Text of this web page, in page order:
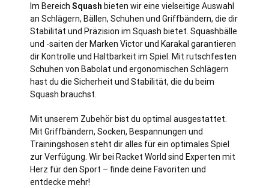
Im Bereich Squash bieten wir eine vielseitige Auswahl
an Schlägern, Bällen, Schuhen und Griffbändern, die dir
Stabilität und Präzision im Squash bietet. Squashbälle
und -saiten der Marken Victor und Karakal garantieren
dir Kontrolle und Haltbarkeit im Spiel. Mit rutschfesten
Schuhen von Babolat und ergonomischen Schlägern
hast du die Sicherheit und Stabilität, die du beim
Squash brauchst.
Mit unserem Zubehör bist du optimal ausgestattet.
Mit Griffbändern, Socken, Bespannungen und
Trainingshosen steht dir alles für ein optimales Spiel
zur Verfügung. Wir bei Racket World sind Experten mit
Herz für den Sport – finde deine Favoriten und
entdecke mehr!